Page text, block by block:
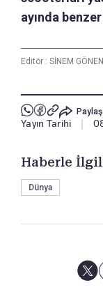
ayında
Editör : SİNEM GÖNEN
Paylaş
Yayın Tarihi
Haberle
Dünya